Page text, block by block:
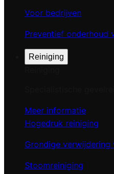
Voor bedrijven
Preventief onderhoud
Reiniging
Meer informatie
Hogedruk reiniging
Grondige verwijdering
Stoomreiniging